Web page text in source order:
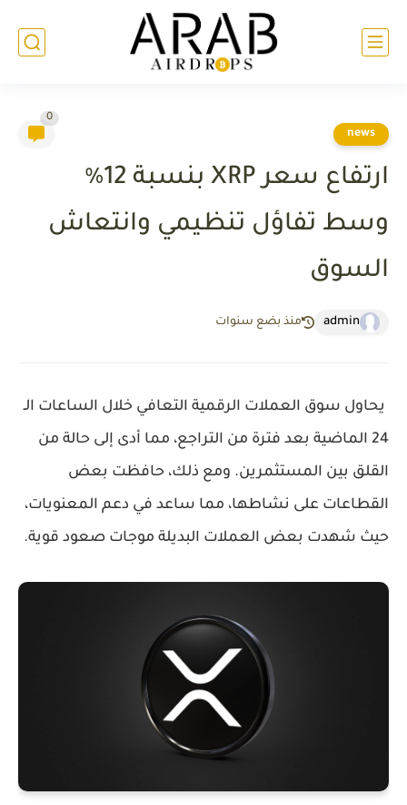
news
0
ارتفاع سعر XRP بنسبة 12٪
وسط تفاؤل تنظيمي وانتعاش
السوق
admin منذ بضع سنوات
يحاول سوق العملات الرقمية التعافي خلال الساعات الـ
24 الماضية بعد فترة من التراجع، مما أدى إلى حالة من
القلق بين المستثمرين. ومع ذلك، حافظت بعض
القطاعات على نشاطها، مما ساعد في دعم المعنويات،
حيث شهدت بعض العملات البديلة موجات صعود قوية.